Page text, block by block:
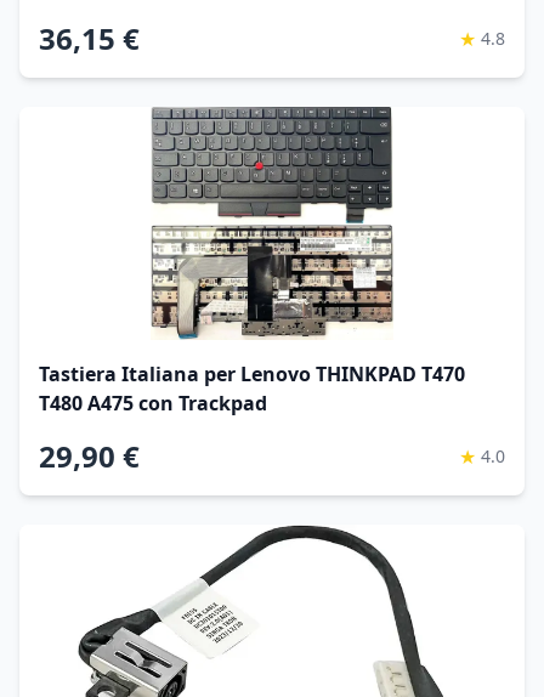
Retroilluminazione (Frame Silver)
36,15 € ★ 4.8
Tastiera Italiana per Lenovo THINKPAD T470
T480 A475 con Trackpad
29,90 € ★ 4.0